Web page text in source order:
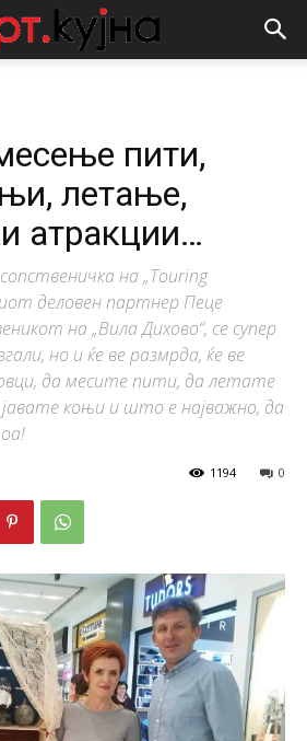
пити,
летање,
атракции…
на „Touring
деловен партнер Пеце
на „Вила Дихово“, се супер
но и ќе ве размрда, ќе ве
да месите пити, да летате
јавате коњи и што е најважно, да
0
1194